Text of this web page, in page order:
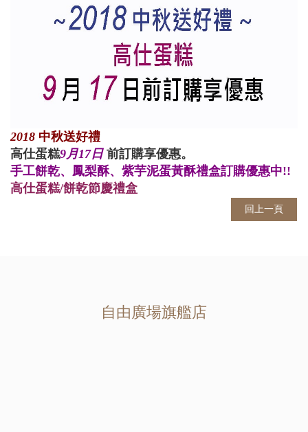
2018 中秋送好禮
高仕蛋糕9月17日 前訂購享優惠。
手工餅乾、鳳梨酥、紫芋泥蛋黃酥禮盒訂購優惠中!!
高仕蛋糕/餅乾節慶禮盒
回上一頁
自由廣場旗艦店